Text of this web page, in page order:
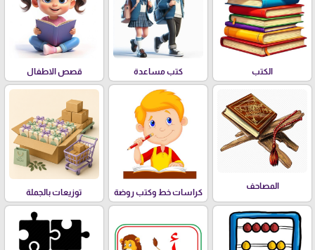
الكتب كتب مساعدة قصص الاطفال
المصاحف
كراسات خط وكتب روضة توزيعات بالجملة